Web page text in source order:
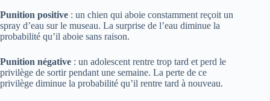
Punition positive : un chien qui aboie constamment reçoit un
spray d’eau sur le museau. La surprise de l’eau diminue la
probabilité qu’il aboie sans raison.
Punition négative : un adolescent rentre trop tard et perd le
privilège de sortir pendant une semaine. La perte de ce
privilège diminue la probabilité qu’il rentre tard à nouveau.